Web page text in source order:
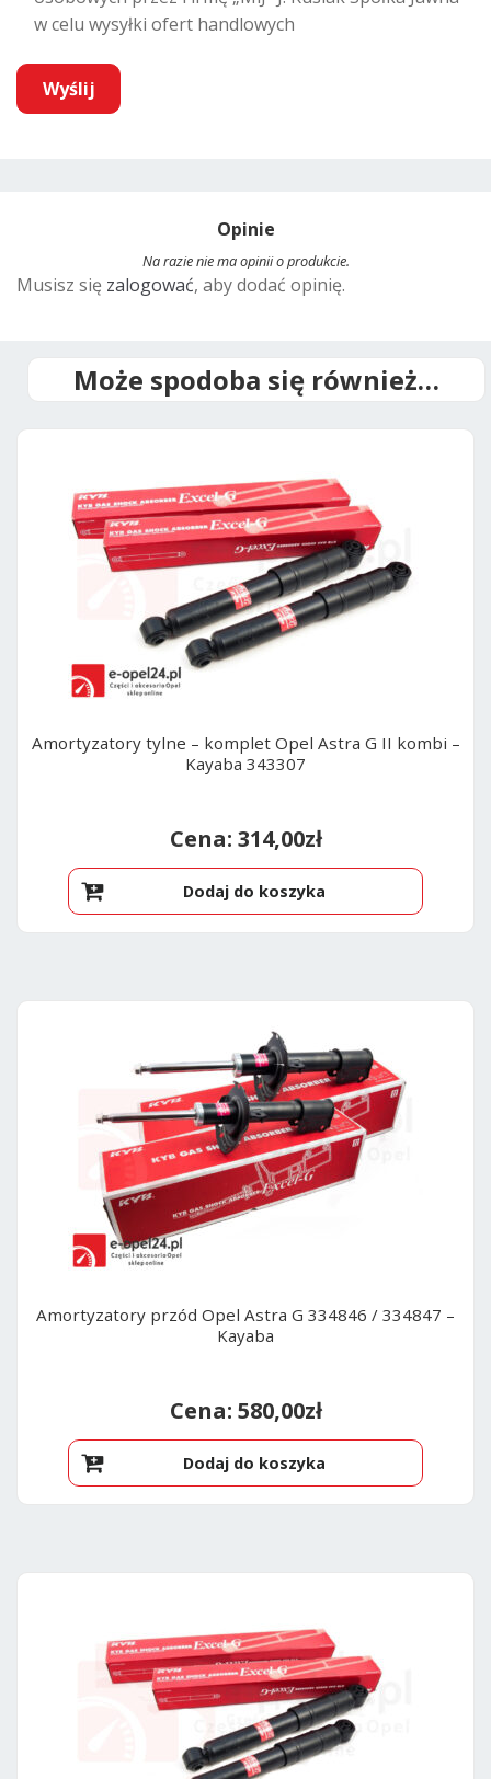
w celu wysyłki ofert handlowych
n
Opinie
Na razie nie ma opinii o produkcie.
Musisz się zalogować, aby dodać opinię.
Może spodoba się również…
Amortyzatory tylne – komplet Opel Astra G II kombi –
Kayaba 343307
314,00zł
Dodaj do koszyka
Amortyzatory przód Opel Astra G 334846 / 334847 –
Kayaba
580,00zł
Dodaj do koszyka